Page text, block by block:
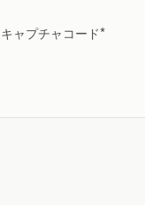
キャプチャコード*